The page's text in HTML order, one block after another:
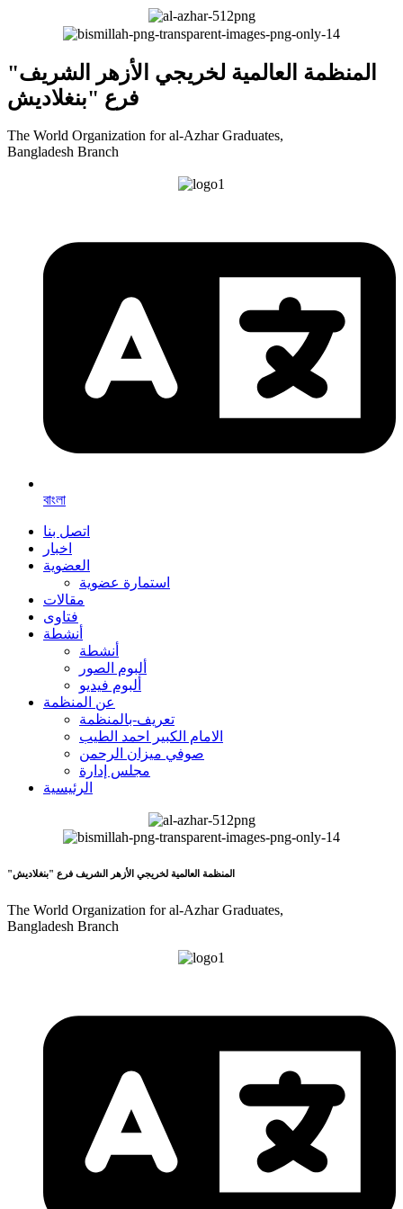
"المنظمة العالمية لخريجي الأزهر الشريف
فرع "بنغلاديش
The World Organization for al-Azhar Graduates,
Bangladesh Branch
বাংলা
اتصل بنا
اخبار
العضوية
استمارة عضوية
مقالات
فتاوى
أنشطة
أنشطة
ألبوم الصور
ألبوم فيديو
عن المنظمة
تعريف-بالمنظمة
الامام الكبير احمد الطيب
صوفي ميزان الرحمن
مجلس إدارة
الرئيسية
"المنظمة العالمية لخريجي الأزهر الشريف فرع "بنغلاديش
The World Organization for al-Azhar Graduates,
Bangladesh Branch